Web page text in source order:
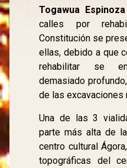
Togawua Espinoza
calles por
Constitución se
ellas, debido a que
rehabilitar se
demasiado
de las excavaciones
Una de las 3
parte más alta de
centro cultural
topográficas del